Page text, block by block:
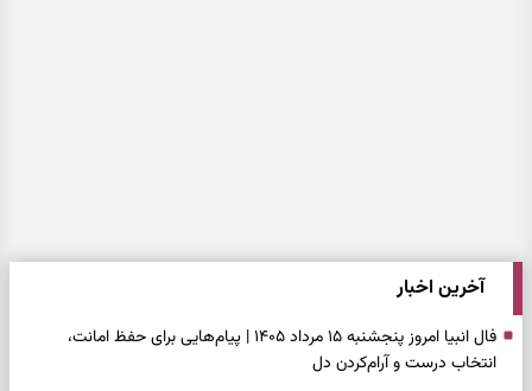
آخرین اخبار
فال انبیا امروز پنجشنبه ۱۵ مرداد ۱۴۰۵ | پیام‌هایی برای حفظ امانت،
انتخاب درست و آرام‌کردن دل